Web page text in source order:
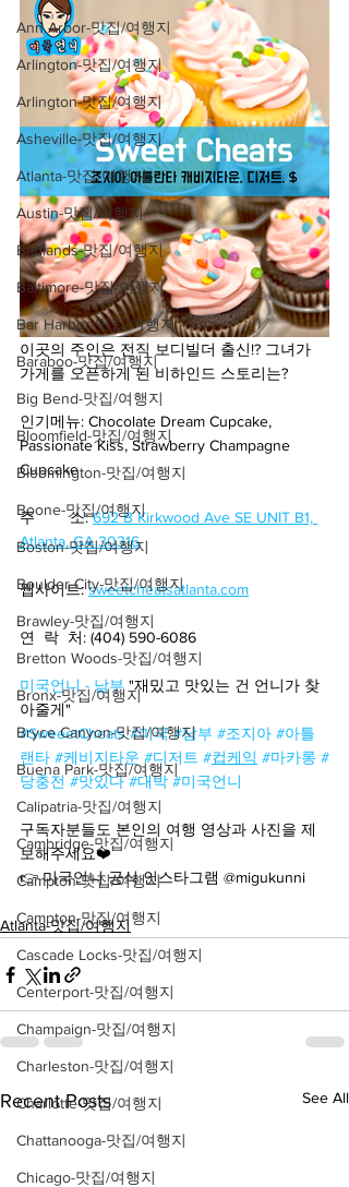
Ann Arbor-맛집/여행지
Arlington-맛집/여행지
Arlington-맛집/여행지
Asheville-맛집/여행지
Atlanta-맛집/여행지
Austin-맛집/여행지
Badlands-맛집/여행지
Baltimore-맛집/여행지
Bar Harbor-맛집/여행지
Baraboo-맛집/여행지
Big Bend-맛집/여행지
Bloomfield-맛집/여행지
Bloomington-맛집/여행지
Boone-맛집/여행지
Boston-맛집/여행지
Boulder City-맛집/여행지
Brawley-맛집/여행지
Bretton Woods-맛집/여행지
Bronx-맛집/여행지
Bryce Canyon-맛집/여행지
Buena Park-맛집/여행지
Calipatria-맛집/여행지
Cambridge-맛집/여행지
Campton-맛집/여행지
Campton-맛집/여행지
Cascade Locks-맛집/여행지
Centerport-맛집/여행지
Champaign-맛집/여행지
Charleston-맛집/여행지
Charlotte-맛집/여행지
Chattanooga-맛집/여행지
Chicago-맛집/여행지
이곳의 주인은 전직 보디빌더 출신!? 그녀가
가게를 오픈하게 된 비하인드 스토리는?
인기메뉴: Chocolate Dream Cupcake,
Passionate Kiss, Strawberry Champagne
Cupcake
주        소: 692 B Kirkwood Ave SE UNIT B1,
Atlanta, GA 30316
웹사이트: sweetcheatsatlanta.com
연  락  처: (404) 590-6086
미국언니 - 남부 "재밌고 맛있는 건 언니가 찾
아줄게"
#SweeetCheats #미국 #남부 #조지아 #아틀
랜타 #케비지타운 #디저트 #컵케익 #마카롱 #
당충전 #맛있다 #대박 #미국언니
구독자분들도 본인의 여행 영상과 사진을 제
보해주세요❤️
👉 미국언니 공식 인스타그램 @migukunni
Atlanta-맛집/여행지
Recent Posts See All